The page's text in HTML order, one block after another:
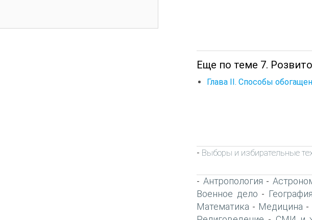
Еще по теме 7.
Глава II. Способы
- Выборы и избирательные
- Антропология -
Военное дело - География
Математика - Медицина -